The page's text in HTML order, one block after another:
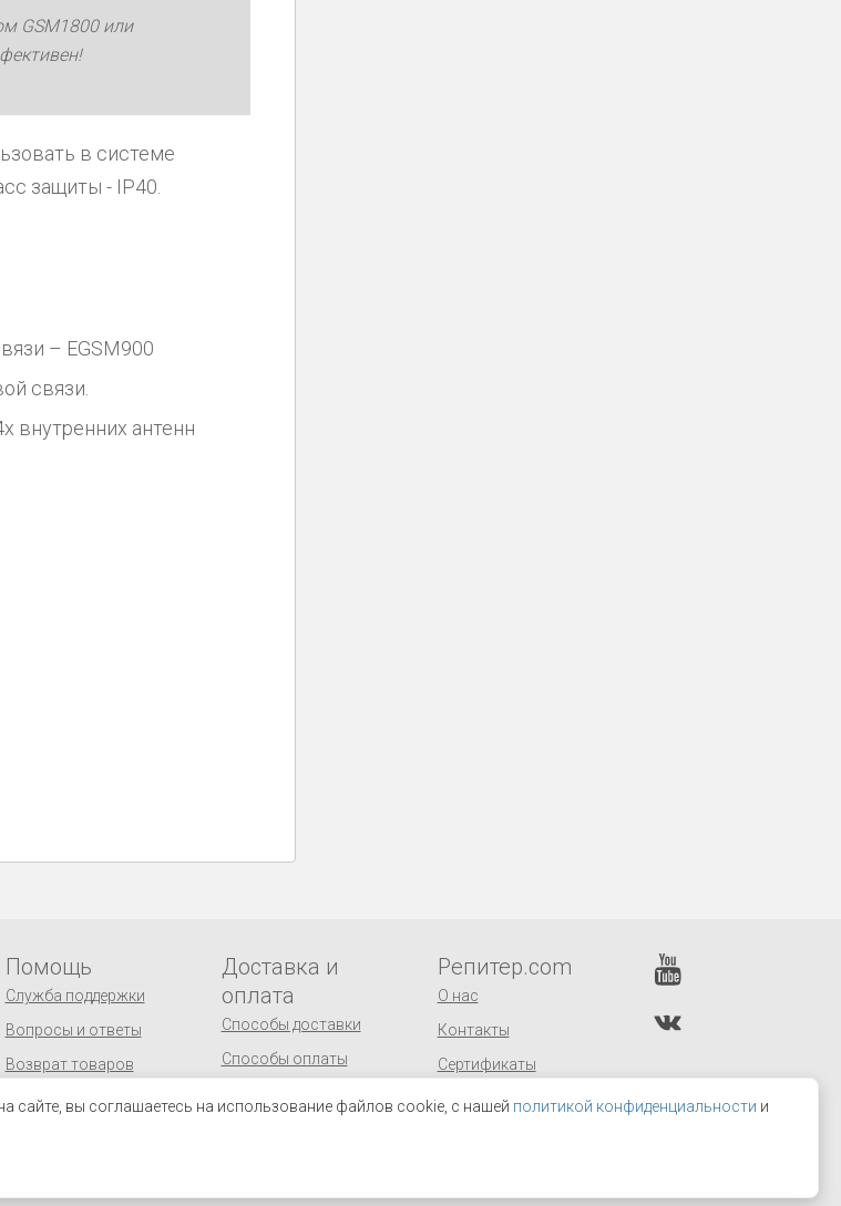
GSM1800 или
в системе
защиты - IP40.
– EGSM900
связи.
внутренних антенн
Помощь
Служба поддержки
Вопросы и ответы
Возврат товаров
Публичная оферта
Доставка и
оплата
Способы доставки
Способы оплаты
Репитер.com
О нас
Контакты
Сертификаты
Оптовым покупателям
сайте, вы соглашаетесь на использование файлов cookie, с нашей политикой конфиденциальности и